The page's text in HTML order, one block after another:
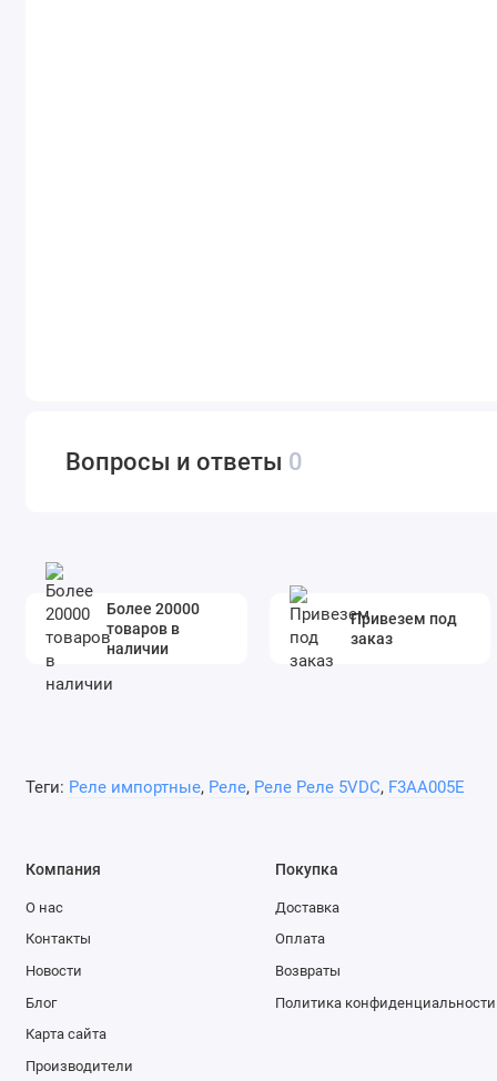
Вопросы и ответы 0
Более 20000
товаров в
наличии
Привезем под
заказ
Теги: Реле импортные, Реле, Реле Реле 5VDC, F3AA005E
Компания
О нас
Контакты
Новости
Блог
Карта сайта
Производители
Покупка
Доставка
Оплата
Возвраты
Политика конфиденциальности